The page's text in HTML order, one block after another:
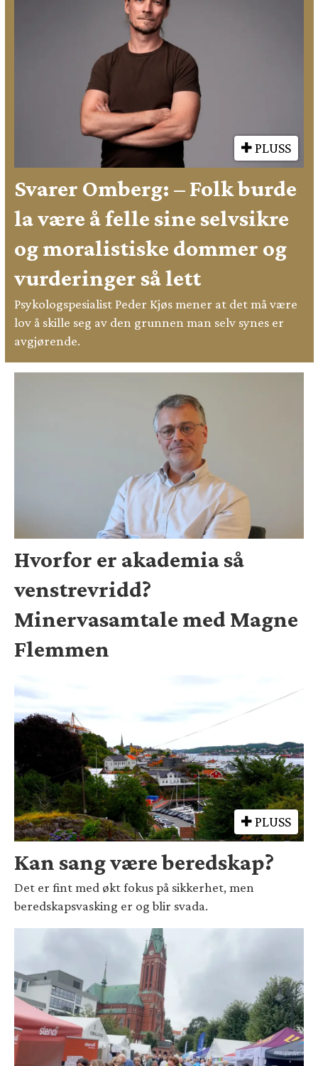
PLUSS
Svarer Omberg: – Folk burde
la være å felle sine selvsikre
og moralistiske dommer og
vurderinger så lett
Psykologspesialist Peder Kjøs mener at det må være
lov å skille seg av den grunnen man selv synes er
avgjørende.
Hvorfor er akademia så
venstrevridd?
Minervasamtale med Magne
Flemmen
PLUSS
Kan sang være beredskap?
Det er fint med økt fokus på sikkerhet, men
beredskapsvasking er og blir svada.